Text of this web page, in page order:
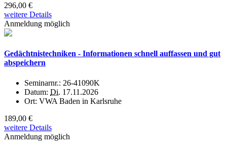
296,00 €
weitere Details
Anmeldung möglich
Gedächtnistechniken - Informationen schnell auffassen und gut
abspeichern
Seminarnr.: 26-41090K
Datum: Di. 17.11.2026
Ort: VWA Baden in Karlsruhe
189,00 €
weitere Details
Anmeldung möglich